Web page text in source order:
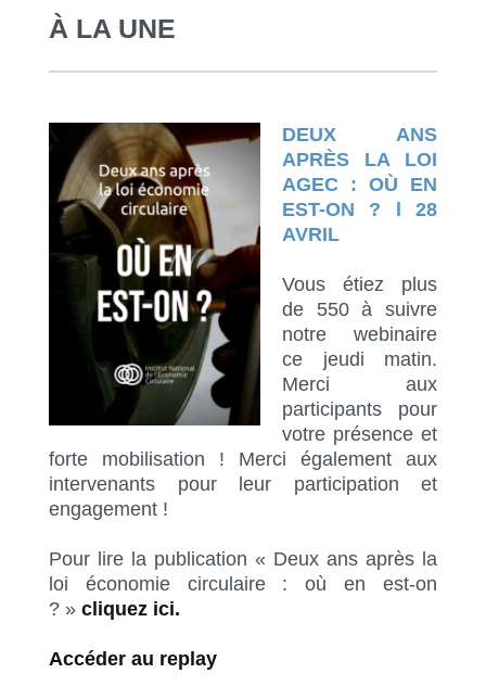
À LA UNE
DEUX ANS
APRÈS LA LOI
AGEC : OÙ EN
EST-ON ? l 28
AVRIL
Vous étiez plus
de 550 à suivre
notre webinaire
ce jeudi matin.
Merci aux
participants pour
votre présence et
forte mobilisation ! Merci également aux
intervenants pour leur participation et
engagement !
Pour lire la publication « Deux ans après la
loi économie circulaire : où en est-on
? » cliquez ici.
Accéder au replay